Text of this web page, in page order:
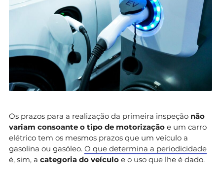
Os prazos para a realização da primeira inspeção não
variam consoante o tipo de motorização e um carro
elétrico tem os mesmos prazos que um veículo a
gasolina ou gasóleo. O que determina a periodicidade
é, sim, a categoria do veículo e o uso que lhe é dado.